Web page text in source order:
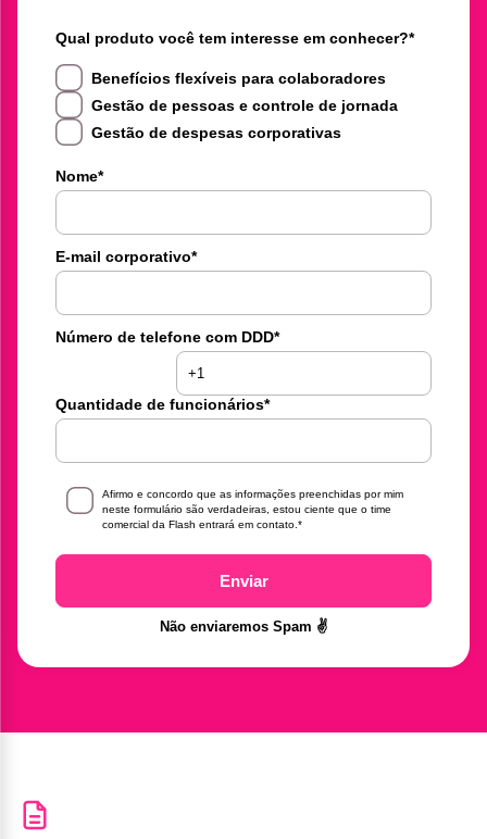
Qual produto você tem interesse em conhecer?*
Benefícios flexíveis para colaboradores
Gestão de pessoas e controle de jornada
Gestão de despesas corporativas
Nome*
E-mail corporativo*
Número de telefone com DDD*
Quantidade de funcionários*
Afirmo e concordo que as informações preenchidas por mim
neste formulário são verdadeiras, estou ciente que o time
comercial da Flash entrará em contato.*
Enviar
Não enviaremos Spam ✌️